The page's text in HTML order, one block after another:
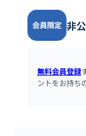
会員限定 非
無料会員登録
ントをお持ち